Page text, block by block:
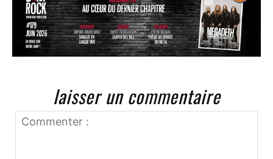
laisser un commentaire